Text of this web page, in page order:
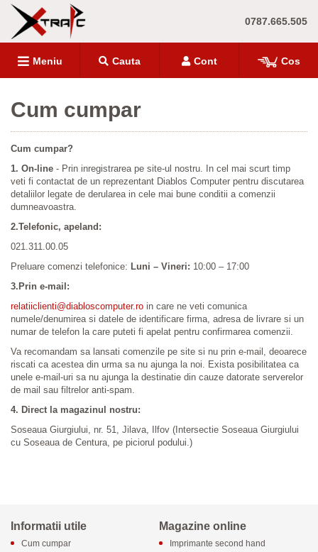
0787.665.505
Meniu Cauta Cont Cos
Cum cumpar
Cum cumpar?
1. On-line - Prin inregistrarea pe site-ul nostru. In cel mai scurt timp
veti fi contactat de un reprezentant Diablos Computer pentru discutarea
detaliilor legate de derularea in cele mai bune conditii a comenzii
dumneavoastra.
2.Telefonic, apeland:
021.311.00.05
Preluare comenzi telefonice: Luni – Vineri: 10:00 – 17:00
3.Prin e-mail:
relatiiclienti@diabloscomputer.ro in care ne veti comunica
numele/denumirea si datele de identificare firma, adresa de livrare si un
numar de telefon la care puteti fi apelat pentru confirmarea comenzii.
Va recomandam sa lansati comenzile pe site si nu prin e-mail, deoarece
riscati ca acestea din urma sa nu ajunga la noi. Exista posibilitatea ca
unele e-mail-uri sa nu ajunga la destinatie din cauze datorate serverelor
de mail sau filtrelor anti-spam.
4. Direct la magazinul nostru:
Soseaua Giurgiului, nr. 51, Jilava, Ilfov (Intersectie Soseaua Giurgiului
cu Soseaua de Centura, pe piciorul podului.)
Informatii utile
Cum cumpar
Magazine online
Imprimante second hand